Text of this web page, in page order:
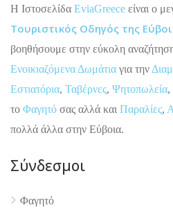
H Ιστοσελίδα EviaGreece είναι ο
Τουριστικός Οδηγός της
βοηθήσουμε στην εύκολη
Ενοικιαζόμενα Δωμάτια για την
Εστιατόρια, Ταβέρνες, Ψητοπωλεία,
το Φαγητό σας αλλά και Παραλίες,
πολλά άλλα στην Εύβοια.
Σύνδεσμοι
Φαγητό